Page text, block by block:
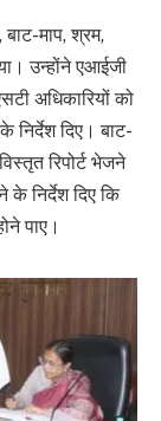
बाट-माप, श्रम,
उन्होंने एआईजी
अधिकारियों को
निर्देश दिए। बाट-
रिपोर्ट भेजने
निर्देश दिए कि
पाए।